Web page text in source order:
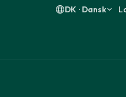
DK · Dansk